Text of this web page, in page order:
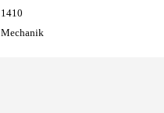
1410
Mechanik